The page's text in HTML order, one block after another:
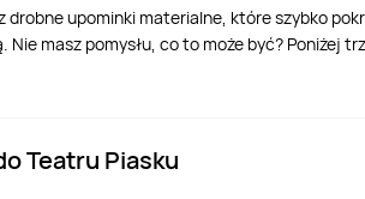
drobne upominki materialne, które szybko
Nie masz pomysłu, co to może być? Poniżej
Teatru Piasku